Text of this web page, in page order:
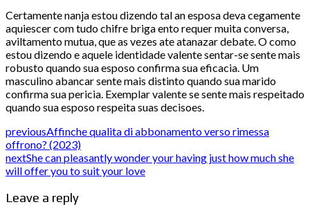
Certamente nanja estou dizendo tal an esposa deva cegamente
aquiescer com tudo chifre briga ento requer muita conversa,
aviltamento mutua, que as vezes ate atanazar debate. O como
estou dizendo e aquele identidade valente sentar-se sente mais
robusto quando sua esposo confirma sua eficacia. Um
masculino abancar sente mais distinto quando sua marido
confirma sua pericia. Exemplar valente se sente mais respeitado
quando sua esposo respeita suas decisoes.
previousAffinche qualita di abbonamento verso rimessa
offrono? (2023)
nextShe can pleasantly wonder your having just how much she
will offer you to suit your love
Leave a reply